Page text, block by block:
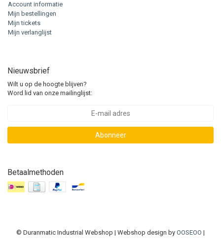
Account informatie
Mijn bestellingen
Mijn tickets
Mijn verlanglijst
Nieuwsbrief
Wilt u op de hoogte blijven?
Word lid van onze mailinglijst:
Abonneer
Betaalmethoden
© Duranmatic Industrial Webshop | Webshop design by OOSEOO |